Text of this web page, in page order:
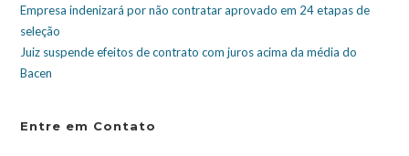
Empresa indenizará por não contratar aprovado em 24 etapas de
seleção
Juiz suspende efeitos de contrato com juros acima da média do
Bacen
Entre em Contato